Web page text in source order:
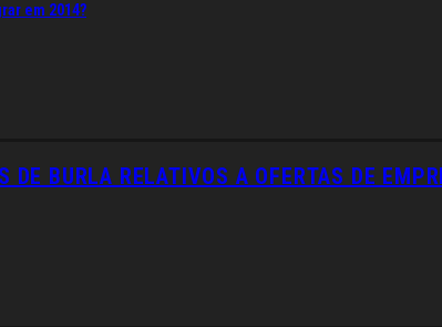
em 2014?
DE BURLA RELATIVOS A OFERTAS DE